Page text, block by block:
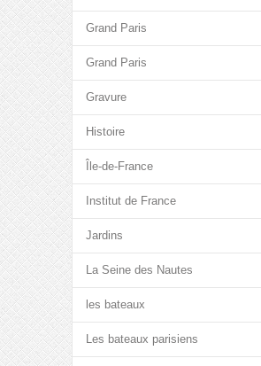
Grand Paris
Grand Paris
Gravure
Histoire
Île-de-France
Institut de France
Jardins
La Seine des Nautes
les bateaux
Les bateaux parisiens